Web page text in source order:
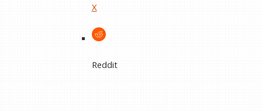
X
Reddit